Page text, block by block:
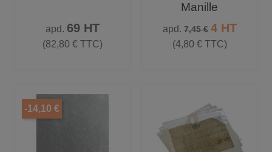
apd. Prix
69 HT
(82,80 € TTC)
Manille
apd. Prix de base
7,45 € Prix
4 HT
(4,80 € TTC)
-14,10 €